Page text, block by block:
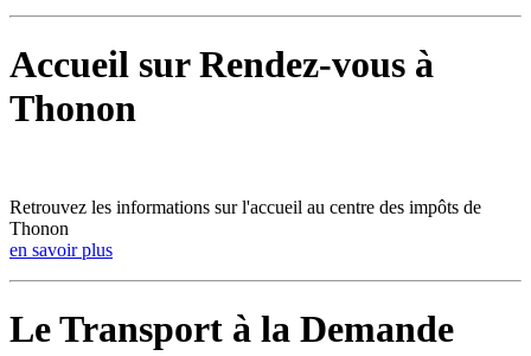
Accueil sur Rendez-vous à
Thonon
Retrouvez les informations sur l'accueil au centre des impôts de
Thonon
en savoir plus
Le Transport à la Demande